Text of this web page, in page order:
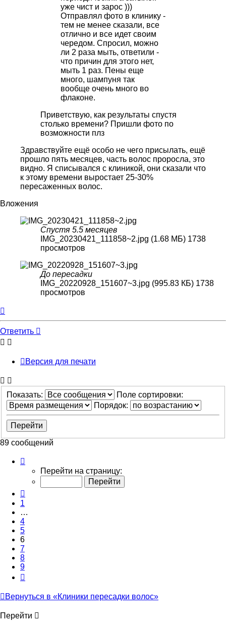
уже чист и зарос )))
Отправлял фото в клинику -
тем не менее сказали, все
отлично и все идет своим
чередом. Спросил, можно
ли 2 раза мыть, ответили -
что причин для этого нет,
мыть 1 раз. Пены еще
много, шампуня так
вообще очень много во
флаконе.
Приветствую, как результаты спустя
столько времени? Пришли фото по
возможности плз
Здравствуйте ещё особо не чего присылать, ещё
прошло пять месяцев, часть волос проросла, это
видно. Я списывался с клиникой, они сказали что
к этому времени выростает 25-30%
пересаженных волос.
Вложения
Спустя 5.5 месяцев
IMG_20230421_111858~2.jpg (1.68 МБ) 1738
просмотров
До пересадки
IMG_20220928_151607~3.jpg (995.83 КБ) 1738
просмотров
началу
Ответить
Версия для печати
Показать:
Поле сортировки:
Порядок:
89 сообщений
Перейти на страницу:
1
…
4
5
6
7
8
9
Вернуться в «Клиники пересадки волос»
Перейти